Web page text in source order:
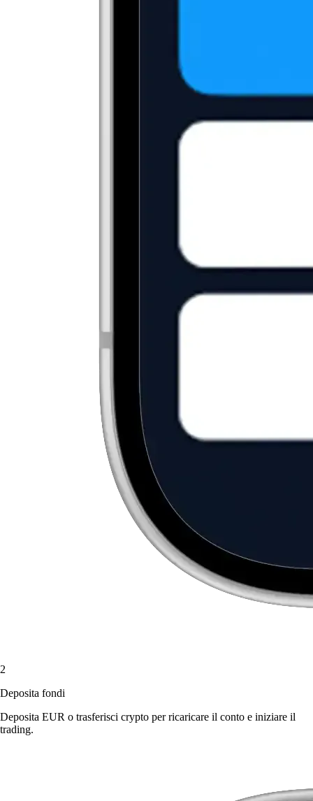
2
Deposita fondi
Deposita EUR o trasferisci crypto per ricaricare il conto e iniziare il
trading.